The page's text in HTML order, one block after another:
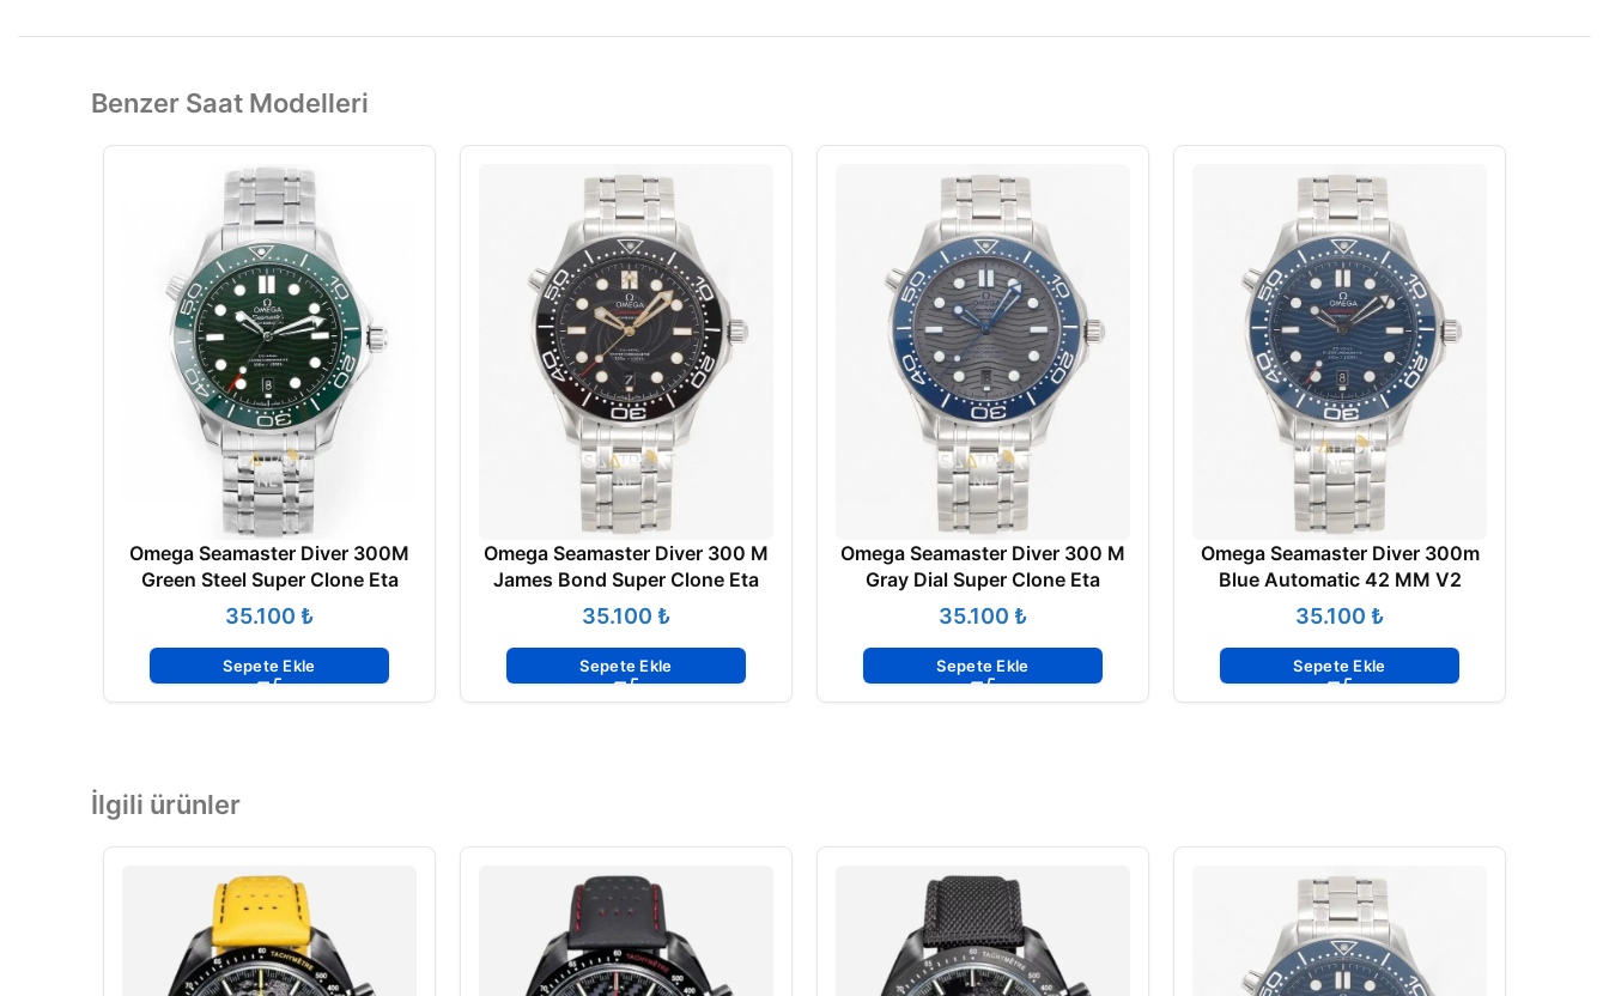
Benzer Saat Modelleri
Omega Seamaster Diver 300M
Green Steel Super Clone Eta
₺
Sepete Ekle
Omega Seamaster Diver 300 M
James Bond Super Clone Eta
₺
Sepete Ekle
Omega Seamaster Diver 300 M
Gray Dial Super Clone Eta
₺
Sepete Ekle
Omega Seamaster Diver 300m
Blue Automatic 42 MM V2
₺
Sepete Ekle
İlgili ürünler